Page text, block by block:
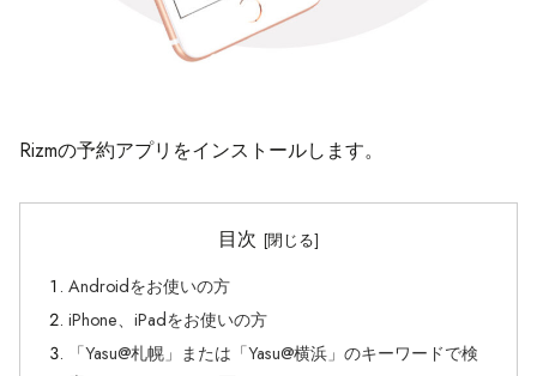
Rizmの予約アプリをインストールします。
目次
Androidをお使いの方
iPhone、iPadをお使いの方
「Yasu@札幌」または「Yasu@横浜」のキーワードで検